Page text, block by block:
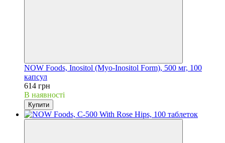
NOW Foods, Inositol (Myo-Inositol Form), 500 мг, 100
капсул
614 грн
В наявності
Купити